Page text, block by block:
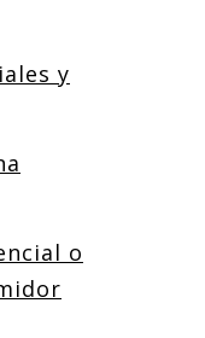
y
o